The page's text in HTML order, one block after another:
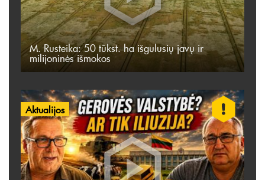
M. Rusteika: 50 tūkst. ha išgulusių javų ir
milijoninės išmokos
Aktualijos